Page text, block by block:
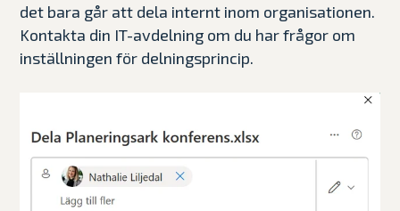
det bara går att dela internt inom organisationen.
Kontakta din IT-avdelning om du har frågor om
inställningen för delningsprincip.